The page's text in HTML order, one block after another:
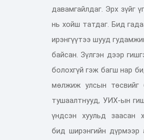
давамгайлдаг. Эрх зүйг
нь хойш татдаг. Бид
ирэнгүүтээшууд гудамжи
байсан. Зүлгэн дээр ги
болохгүй гэж багш нар
мөлжиж улсын төсвийг
тушаалтнууд, УИХ-ын
үндсэн хуульд заасан
бид ширэнгийн дүрмээр